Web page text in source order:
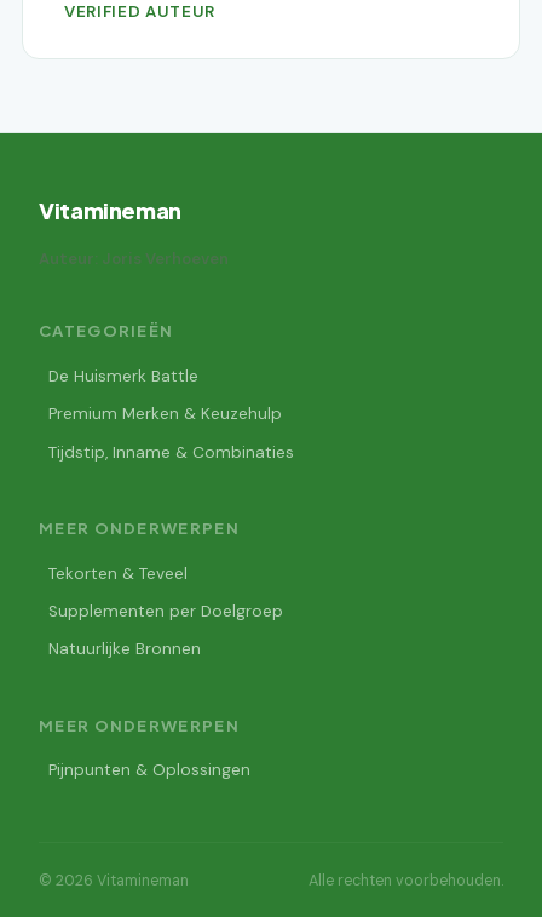
VERIFIED AUTEUR
Vitamineman
Auteur: Joris Verhoeven
CATEGORIEËN
De Huismerk Battle
Premium Merken & Keuzehulp
Tijdstip, Inname & Combinaties
MEER ONDERWERPEN
Tekorten & Teveel
Supplementen per Doelgroep
Natuurlijke Bronnen
MEER ONDERWERPEN
Pijnpunten & Oplossingen
© 2026 Vitamineman Alle rechten voorbehouden.